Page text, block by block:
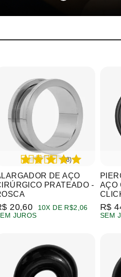
DE AÇO
PRATEADO -
(28)
20,60
10X DE R$2,06
JUROS
AÇO
R$
SEM